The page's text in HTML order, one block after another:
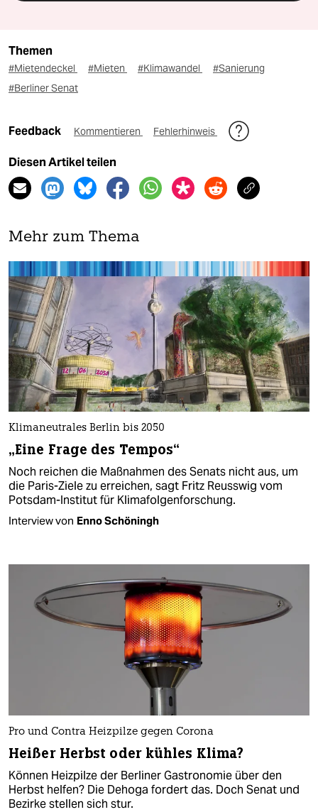
Themen
#Mietendeckel #Mieten #Klimawandel
#Sanierung
#Berliner Senat
Feedback Kommentieren Fehlerhinweis
Diesen Artikel teilen
Mehr zum Thema
Klimaneutrales Berlin bis 2050
„Eine Frage des Tempos“
Noch reichen die Maßnahmen des Senats nicht aus, um
die Paris-Ziele zu erreichen, sagt Fritz Reusswig vom
Potsdam-Institut für Klimafolgenforschung.
Interview von Enno Schöningh
Pro und Contra Heizpilze gegen Corona
Heißer Herbst oder kühles Klima?
Können Heizpilze der Berliner Gastronomie über den
Herbst helfen? Die Dehoga fordert das. Doch Senat und
Bezirke stellen sich stur.